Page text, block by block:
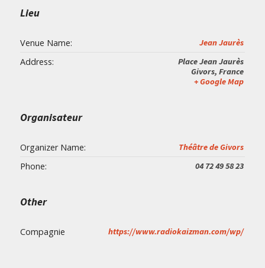
Lieu
Venue Name: Jean Jaurès
Address:
Place Jean Jaurès
Givors, France
+ Google Map
Organisateur
Organizer Name: Théâtre de Givors
Phone: 04 72 49 58 23
Other
Compagnie https://www.radiokaizman.com/wp/